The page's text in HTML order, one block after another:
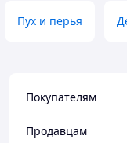
Пух и перья
Покупателям
Продавцам